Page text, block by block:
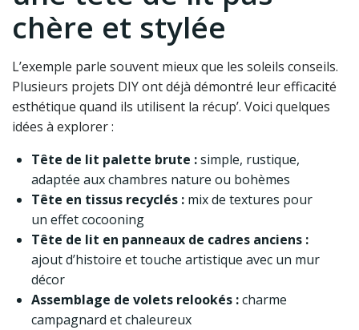
chère et stylée
L’exemple parle souvent mieux que les soleils conseils.
Plusieurs projets DIY ont déjà démontré leur efficacité
esthétique quand ils utilisent la récup’. Voici quelques
idées à explorer :
Tête de lit palette brute :simple, rustique,
adaptée aux chambres nature ou bohèmes
Tête en tissus recyclés : mix de textures pour
un effet cocooning
Tête de lit en panneaux de cadres anciens :
ajout d’histoire et touche artistique avec un mur
décor
Assemblage de volets relookés :charme
campagnard et chaleureux